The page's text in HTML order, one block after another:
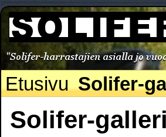
Etusivu Solifer-
Solifer-